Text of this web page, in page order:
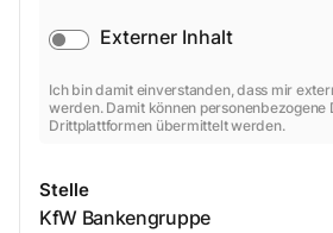
Externer Inhalt
Ich bin damit einverstanden, dass mir
werden. Damit können personenbezogene
Drittplattformen übermittelt werden.
Stelle
KfW Bankengruppe